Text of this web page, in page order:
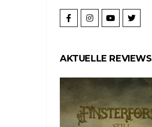
AKTUELLE REVIEWS